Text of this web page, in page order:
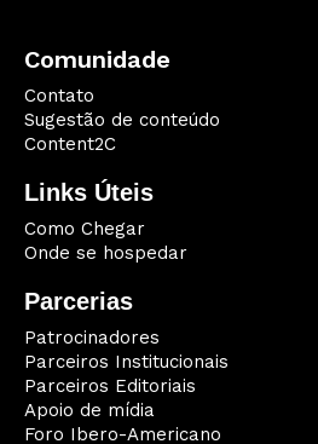
Comunidade
Contato
Sugestão de conteúdo
Content2C
Links Úteis
Como Chegar
Onde se hospedar
Parcerias
Patrocinadores
Parceiros Institucionais
Parceiros Editoriais
Apoio de mídia
Foro Ibero-Americano